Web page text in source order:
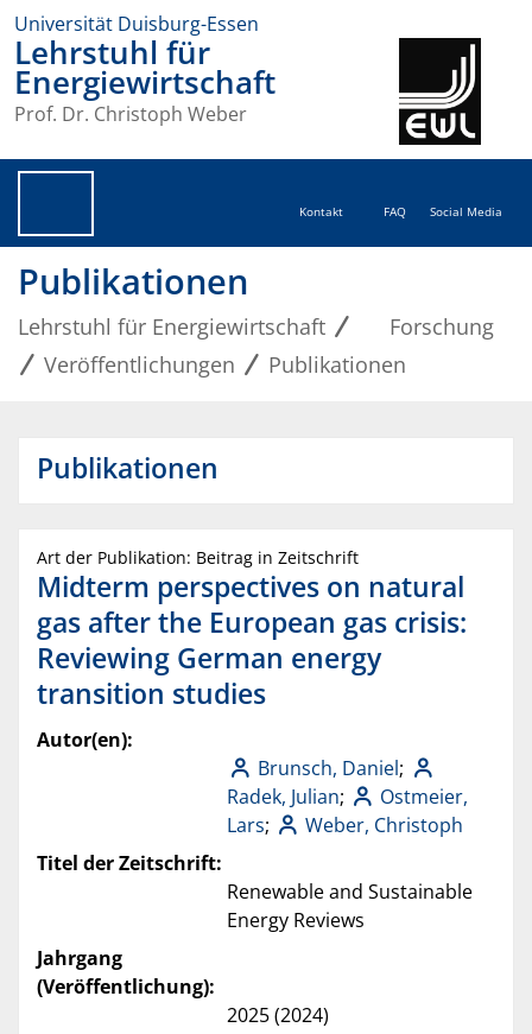
Universität Duisburg-Essen
Lehrstuhl für
Energiewirtschaft
Prof. Dr. Christoph Weber
Kontakt FAQ Social Media
Publikationen
Lehrstuhl für Energiewirtschaft
Forschung
Veröffentlichungen
Publikationen
Publikationen
Art der Publikation: Beitrag in Zeitschrift
Midterm perspectives on natural
gas after the European gas crisis:
Reviewing German energy
transition studies
Autor(en):
Brunsch, Daniel;
Radek, Julian;
Ostmeier,
Lars;
Weber, Christoph
Titel der Zeitschrift:
Renewable and Sustainable
Energy Reviews
Jahrgang
(Veröffentlichung):
2025 (2024)